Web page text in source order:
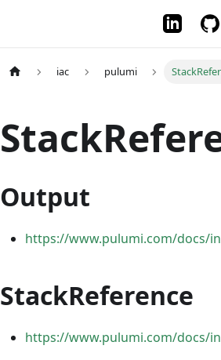
iac pulumi
Output
https://www.pulumi.com/docs/
StackReference
https://www.pulumi.com/docs/